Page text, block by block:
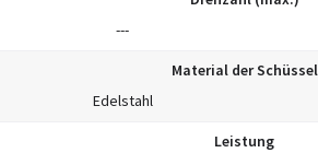
---
Material der Schüssel
Edelstahl
Leistung